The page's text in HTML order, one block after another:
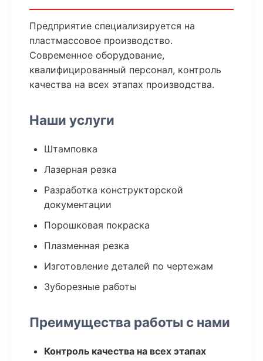
Предприятие специализируется на
пластмассовое производство.
Современное оборудование,
квалифицированный персонал, контроль
качества на всех этапах производства.
Наши услуги
Штамповка
Лазерная резка
Разработка конструкторской
документации
Порошковая покраска
Плазменная резка
Изготовление деталей по чертежам
Зуборезные работы
Преимущества работы с нами
Контроль качества на всех этапах